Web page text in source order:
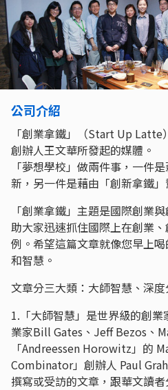
公司介紹
「創業拿鐵」（Start Up Latte
創辦人王文華所發起的媒體。
「夢想學校」做兩件事，一件
新，另一件是藉由「創新拿鐵
「創業拿鐵」主題是國際創業
助大家迅速抓住國際上在創業
例。希望這篇文章就像您早上
和智慧。
文章分三大類：大師智慧、深度
1.「大師智慧」是世界級的創
業家Bill Gates、Jeff Bezos、
「Andreessen Horowitz」的
Combinator」創辦人 Paul
撰寫或受訪的文章，跟華文讀者